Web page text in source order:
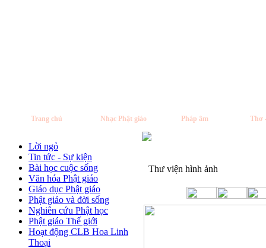
Trang chủ Nhạc Phật giáo Pháp âm Thơ
Lời ngỏ
Tin tức - Sự kiện
Bài học cuộc sống
Văn hóa Phật giáo
Giáo dục Phật giáo
Phật giáo và đời sống
Nghiên cứu Phật học
Phật giáo Thế giới
Hoạt động CLB Hoa Linh
Thoại
Thư viện hình ảnh